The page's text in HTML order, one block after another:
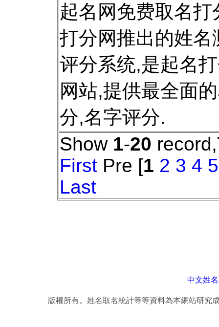
起名网免费取名
打分网推出的姓
评分系统,是起名
网站,提供最全面
分,名字评分.
Show 1-20
First Pre [1 2 3 4 5
Last
中文姓
版權所有。姓名取名統計等等資料為本網站研究